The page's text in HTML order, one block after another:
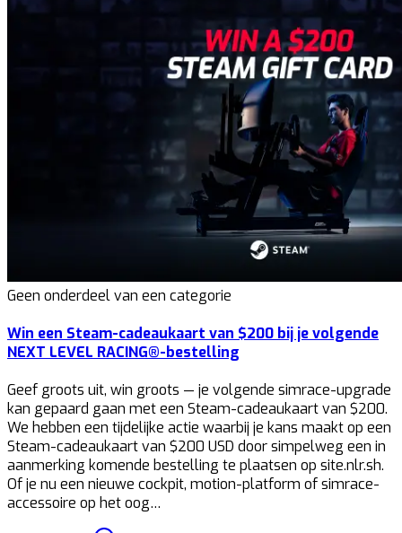
Geen onderdeel van een categorie
Win een Steam-cadeaukaart van $200 bij je volgende
NEXT LEVEL RACING®-bestelling
Geef groots uit, win groots — je volgende simrace-upgrade
kan gepaard gaan met een Steam-cadeaukaart van $200.
We hebben een tijdelijke actie waarbij je kans maakt op een
Steam-cadeaukaart van $200 USD door simpelweg een in
aanmerking komende bestelling te plaatsen op site.nlr.sh.
Of je nu een nieuwe cockpit, motion-platform of simrace-
accessoire op het oog…